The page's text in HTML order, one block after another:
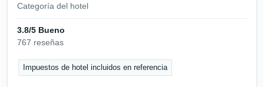
Categoría del hotel
3.8/5 Bueno
767 reseñas
Impuestos de hotel incluidos en referencia